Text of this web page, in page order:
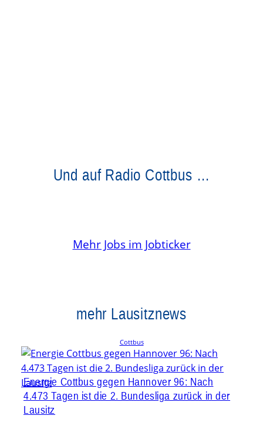
Und auf Radio Cottbus …
Mehr Jobs im Jobticker
mehr Lausitznews
Cottbus
Energie Cottbus gegen Hannover 96: Nach
4.473 Tagen ist die 2. Bundesliga zurück in der
Lausitz